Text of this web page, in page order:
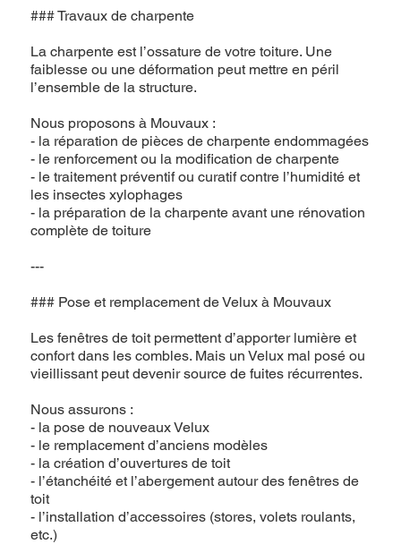
### Travaux de charpente
La charpente est l’ossature de votre toiture. Une
faiblesse ou une déformation peut mettre en péril
l’ensemble de la structure.
Nous proposons à Mouvaux :
- la réparation de pièces de charpente endommagées
- le renforcement ou la modification de charpente
- le traitement préventif ou curatif contre l’humidité et
les insectes xylophages
- la préparation de la charpente avant une rénovation
complète de toiture
---
### Pose et remplacement de Velux à Mouvaux
Les fenêtres de toit permettent d’apporter lumière et
confort dans les combles. Mais un Velux mal posé ou
vieillissant peut devenir source de fuites récurrentes.
Nous assurons :
- la pose de nouveaux Velux
- le remplacement d’anciens modèles
- la création d’ouvertures de toit
- l’étanchéité et l’abergement autour des fenêtres de
toit
- l’installation d’accessoires (stores, volets roulants,
etc.)